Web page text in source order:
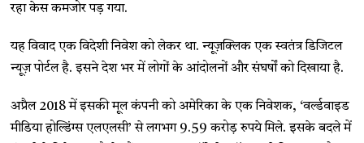
रहा केस कमजोर पड़ गया.
यह विवाद एक विदेशी निवेश को लेकर था. न्यूज़क्लिक एक स्वतंत्र डिजिटल
न्यूज़ पोर्टल है. इसने देश भर में लोगों के आंदोलनों और संघर्षों को दिखाया है.
अप्रैल 2018 में इसकी मूल कंपनी को अमेरिका के एक निवेशक, ‘वर्ल्डवाइड
मीडिया होल्डिंग्स एलएलसी’ से लगभग 9.59 करोड़ रुपये मिले. इसके बदले में